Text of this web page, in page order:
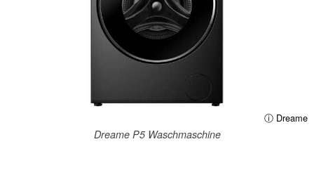
ⓘ Dreame
Dreame P5 Waschmaschine